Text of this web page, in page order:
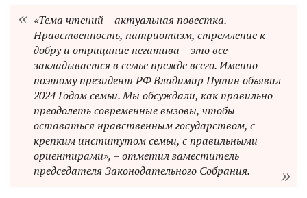
«Тема чтений – актуальная повестка.
Нравственность, патриотизм, стремление к
добру и отрицание негатива – это все
закладывается в семье прежде всего. Именно
поэтому президент РФ Владимир Путин объявил
2024 Годом семьи. Мы обсуждали, как правильно
преодолеть современные вызовы, чтобы
оставаться нравственным государством, с
крепким институтом семьи, с правильными
ориентирами», – отметил заместитель
председателя Законодательного Собрания.